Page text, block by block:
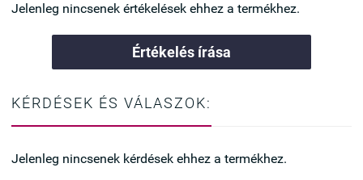
Jelenleg nincsenek értékelések ehhez a termékhez.
Értékelés írása
KÉRDÉSEK ÉS VÁLASZOK:
Jelenleg nincsenek kérdések ehhez a termékhez.